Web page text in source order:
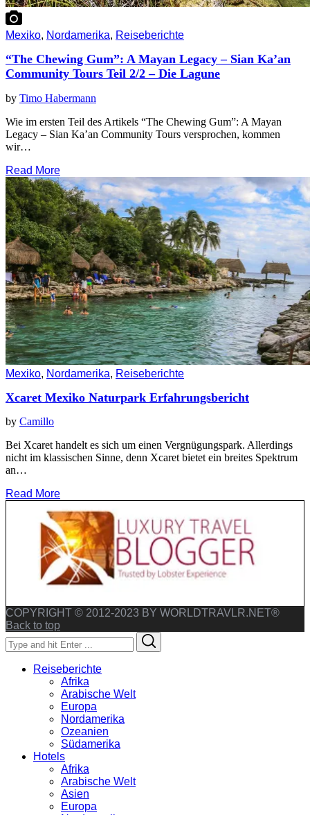
Mexiko, Nordamerika, Reiseberichte
“The Chewing Gum”: A Mayan Legacy – Sian Ka’an
Community Tours Teil 2/2 – Die Lagune
by Timo Habermann
Wie im ersten Teil des Artikels “The Chewing Gum”: A Mayan
Legacy – Sian Ka’an Community Tours versprochen, kommen
wir…
Read More
Mexiko, Nordamerika, Reiseberichte
Xcaret Mexiko Naturpark Erfahrungsbericht
by Camillo
Bei Xcaret handelt es sich um einen Vergnügungspark. Allerdings
nicht im klassischen Sinne, denn Xcaret bietet ein breites Spektrum
an…
Read More
COPYRIGHT © 2012-2023 BY WORLDTRAVLR.NET®
Back to top
Search
for:
Reiseberichte
Afrika
Arabische Welt
Europa
Nordamerika
Ozeanien
Südamerika
Hotels
Afrika
Arabische Welt
Asien
Europa